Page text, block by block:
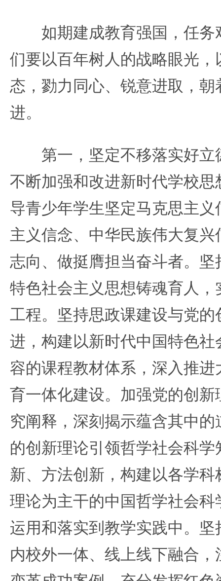
如期建成教育强国，任务
们要以百年树人的战略眼光
态，勠力同心、锐意进取，
进。
第一，坚定不移落实好立
不断加强和改进新时代学校
导青少年学生坚定马克思主
主义信念、中华民族伟大复
志向、做挺膺担当奋斗者。
特色社会主义思想铸魂育人
工程。坚持思政课建设与党
进，构建以新时代中国特色
容的课程教材体系，深入推
育一体化建设。加强党的创
究阐释，深刻揭示蕴含其中
的创新理论引领哲学社会科
新、方法创新，构建以各学
理论为主干的中国哲学社会
运用和落实到教学实践中。
内校外一体、线上线下融合